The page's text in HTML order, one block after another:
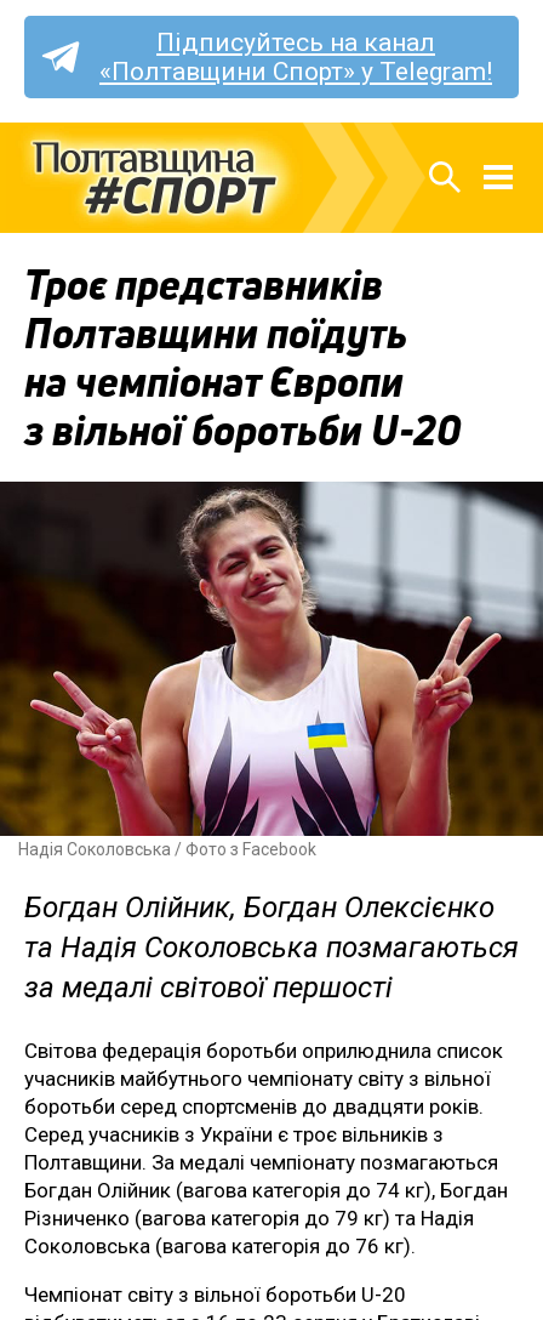
Підписуйтесь на канал
«Полтавщини Спорт» у Telegram!
Троє представників
Полтавщини поїдуть
на чемпіонат Європи
з вільної боротьби U-20
Надія Соколовська / Фото з Facebook
Богдан Олійник, Богдан Олексієнко
та Надія Соколовська позмагаються
за медалі світової першості
Світова федерація боротьби оприлюднила список
учасників майбутнього чемпіонату світу з вільної
боротьби серед спортсменів до двадцяти років.
Серед учасників з України є троє вільників з
Полтавщини. За медалі чемпіонату позмагаються
Богдан Олійник (вагова категорія до 74 кг), Богдан
Різниченко (вагова категорія до 79 кг) та Надія
Соколовська (вагова категорія до 76 кг).
Чемпіонат світу з вільної боротьби U-20